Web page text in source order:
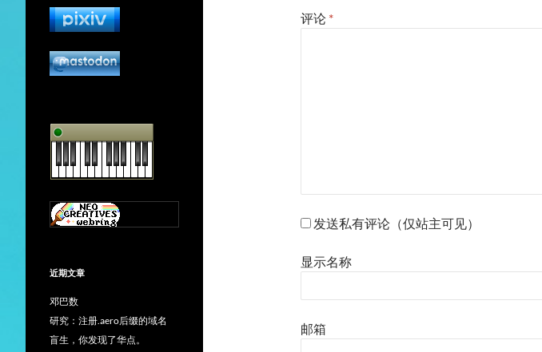
评论 *
发送私有评论（仅站主可见）
显示名称
邮箱
近期文章
邓巴数
研究：注册.aero后缀的域名
盲生，你发现了华点。